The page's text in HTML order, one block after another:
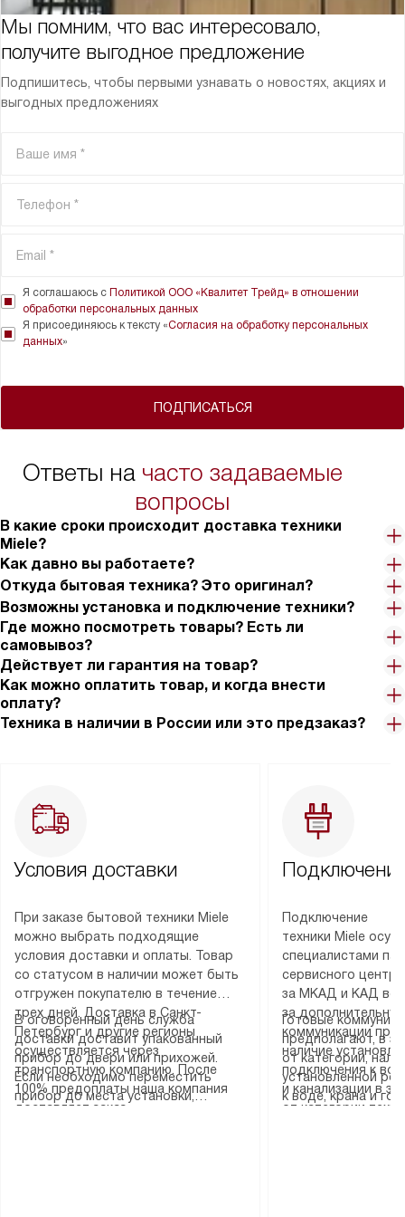
Мы помним, что вас интересовало,
получите выгодное предложение
Подпишитесь, чтобы первыми узнавать о новостях, акциях и
выгодных предложениях
ПОДПИСАТЬСЯ
Я соглашаюсь с Политикой ООО «Квалитет Трейд» в отношении
обработки персональных данных
Я присоединяюсь к тексту «Согласия на обработку персональных
данных»
Ответы на часто задаваемые
вопросы
В какие сроки происходит доставка техники
Miele?
Как давно вы работаете?
Откуда бытовая техника? Это оригинал?
Возможны установка и подключение техники?
Где можно посмотреть товары? Есть ли
самовывоз?
Действует ли гарантия на товар?
Как можно оплатить товар, и когда внести
оплату?
Техника в наличии в России или это предзаказ?
Условия доставки
При заказе бытовой техники Miele
можно выбрать подходящие
условия доставки и оплаты. Товар
со статусом в наличии может быть
отгружен покупателю в течение
трех дней. Доставка в Санкт-
Петербург и другие регионы
осуществляется через
транспортную компанию. После
100% предоплаты наша компания
доставляет заказ
В оговоренный день служба
доставки доставит упакованный
прибор до двери или прихожей.
Если необходимо переместить
прибор до места установки,
Подключение
техники Miele
специалистами
сервисного
за МКАД и КАД
за
коммуникации
наличие
подключения к
и канализации в
от категории
Готовые
предполагают, в
от категории,
установленной
к воде, крана и